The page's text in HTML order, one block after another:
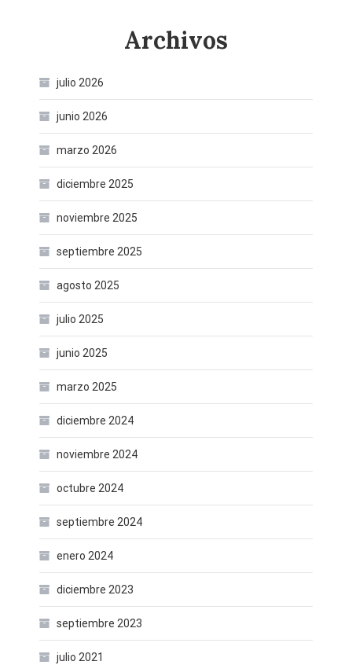
Archivos
julio 2026
junio 2026
marzo 2026
diciembre 2025
noviembre 2025
septiembre 2025
agosto 2025
julio 2025
junio 2025
marzo 2025
diciembre 2024
noviembre 2024
octubre 2024
septiembre 2024
enero 2024
diciembre 2023
septiembre 2023
julio 2021